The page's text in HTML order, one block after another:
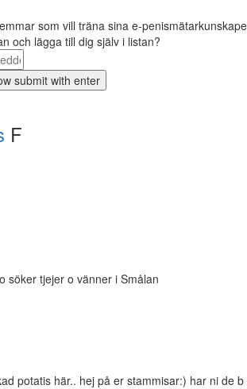
som vill träna sina e-
och lägga till dig själv i listan?
F
söker tjejer o vänner i Smålan
potatis här.. hej på er stammisar:) har ni de b